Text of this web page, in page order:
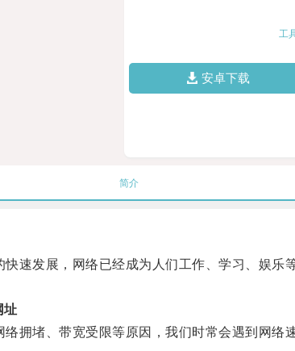
工
安卓下载
简介
发展，网络已经成为人们工作、学习、娱乐等
址
堵、带宽受限等原因，我们时常会遇到网络速